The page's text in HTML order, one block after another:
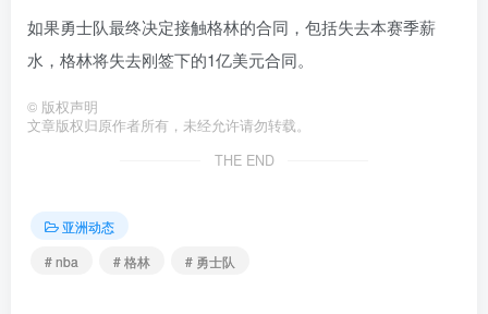
如果勇士队最终决定接触格林的合同，包括失去本赛季薪
水，格林将失去刚签下的1亿美元合同。
© 版权声明
文章版权归原作者所有，未经允许请勿转载。
THE END
亚洲动态
# nba
# 格林 # 勇士队